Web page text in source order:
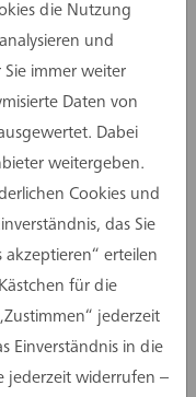
Luisa in der
Arbeit bei der
passt, verrät sie
die Nutzung
und
immer weiter
Daten von
Dabei
weitergeben.
Cookies und
das Sie
erteilen
für die
jederzeit
Einverständnis in die
jederzeit widerrufen –